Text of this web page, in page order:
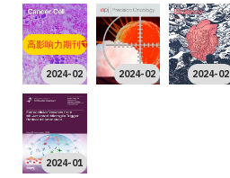
2024-02
高影响力期刊
2024-02 2024-02
2024-01